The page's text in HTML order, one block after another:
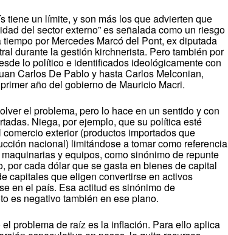
tiene un límite, y son más los que advierten que
del sector externo” es señalada como un riesgo
por Mercedes Marcó del Pont, ex diputada
durante la gestión kirchnerista. Pero también por
lo político e identificados ideológicamente con
Carlos De Pablo y hasta Carlos Melconian,
año del gobierno de Mauricio Macri.
el problema, pero lo hace en un sentido y con
Niega, por ejemplo, que su política esté
exterior (productos importados que
nacional) limitándose a tomar como referencia
y equipos, como sinónimo de repunte
por cada dólar que se gasta en bienes de capital
capitales que eligen convertirse en activos
en el país. Esa actitud es sinónimo de
es negativo también en ese plano.
problema de raíz es la inflación. Para ello aplica